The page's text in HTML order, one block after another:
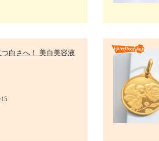
白さへ！ 美白美容液